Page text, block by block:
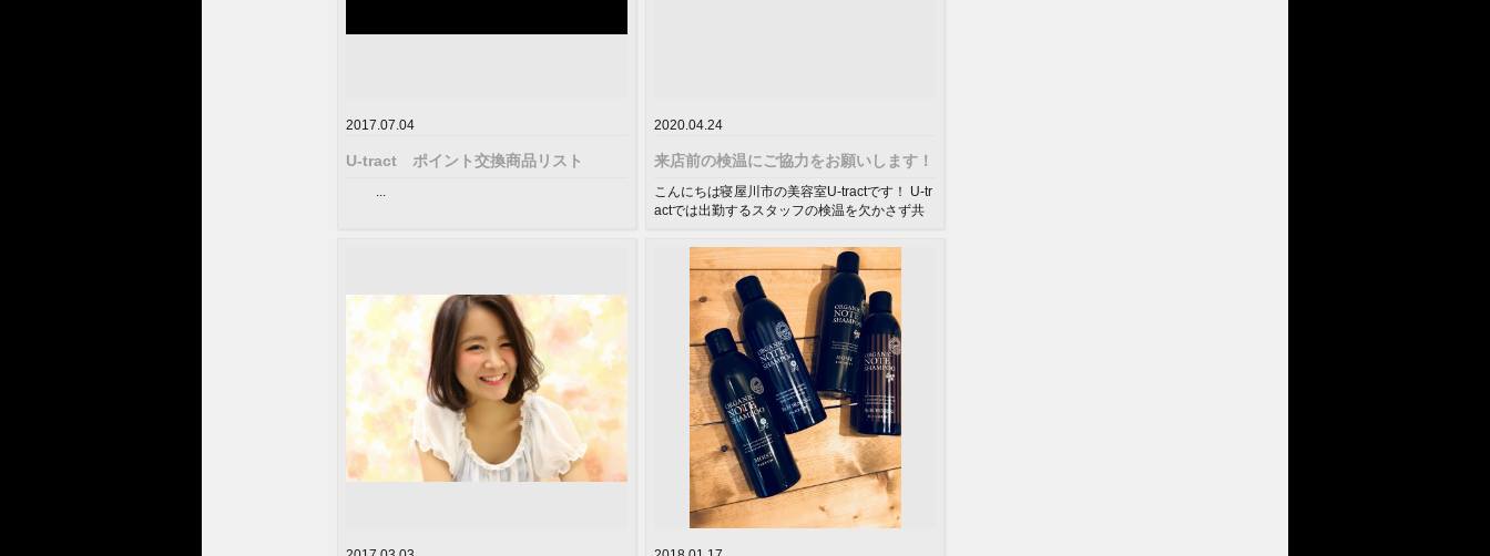
2017.07.04
U-tract ポイント交換商品リスト
2020.04.24
来店前の検温にご協力をお願いします！
こんにちは寝屋川市の美容室U-tractです！ U-tr
actでは出勤するスタッフの検温を欠かさず共